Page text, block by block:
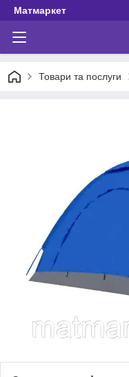
Матмаркет
Товари та послуги